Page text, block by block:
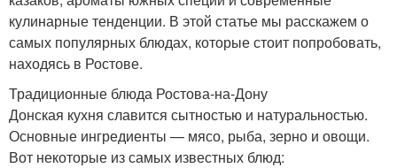
кулинарные тенденции. В этой статье мы расскажем о
самых популярных блюдах, которые стоит попробовать,
находясь в Ростове.
Традиционные блюда Ростова-на-Дону
Донская кухня славится сытностью и натуральностью.
Основные ингредиенты — мясо, рыба, зерно и овощи.
Вот некоторые из самых известных блюд: